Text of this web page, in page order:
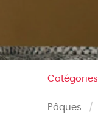
Catégories
Pâques